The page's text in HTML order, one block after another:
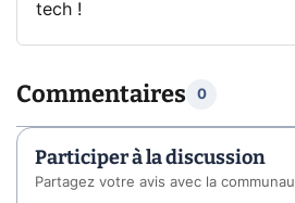
tech !
Commentaires 0
Participer à la discussion
Partagez votre avis avec la